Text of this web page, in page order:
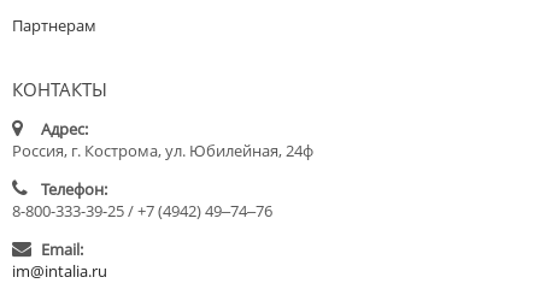
Партнерам
КОНТАКТЫ
Адрес:
Россия, г. Кострома, ул. Юбилейная, 24ф
Телефон:
8-800-333-39-25 / +7 (4942) 49‒74‒76
Email:
im@intalia.ru